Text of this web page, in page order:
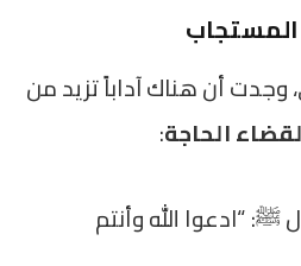
وجدت أن هناك آداباً تزيد من
الحاجة:
ﷺ: “ادعوا الله وأنتم